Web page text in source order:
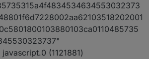
(1121881)